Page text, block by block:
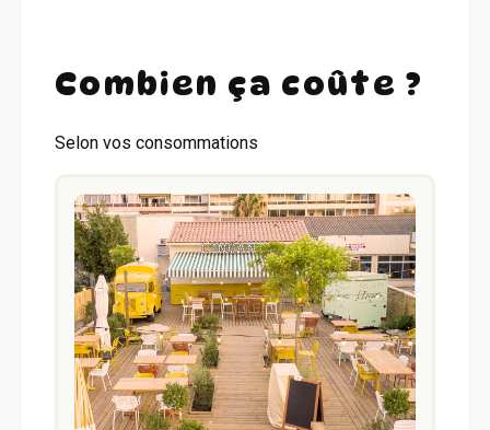
Combien ça coûte ?
Selon vos consommations